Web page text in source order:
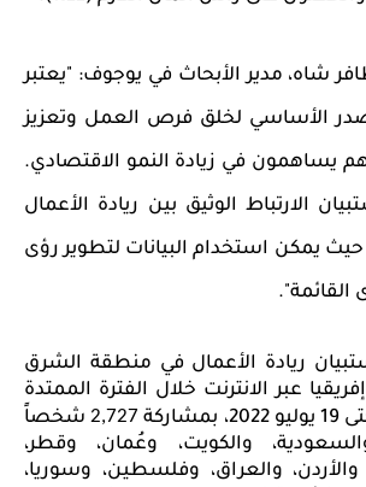
شاه، مدير الأبحاث في يوجوف: "يعتبر
الأساسي لخلق فرص العمل وتعزيز
فهم يساهمون في زيادة النمو الاقتصادي.
الارتباط الوثيق بين ريادة الأعمال
حيث يمكن استخدام البيانات لتطوير رؤى
القائمة".
ريادة الأعمال في منطقة الشرق
عبر الانترنت خلال الفترة الممتدة
2,727شخصاً
والكويت، وعُمان، وقطر،
والأردن، والعراق، وفلسطين، وسوريا،